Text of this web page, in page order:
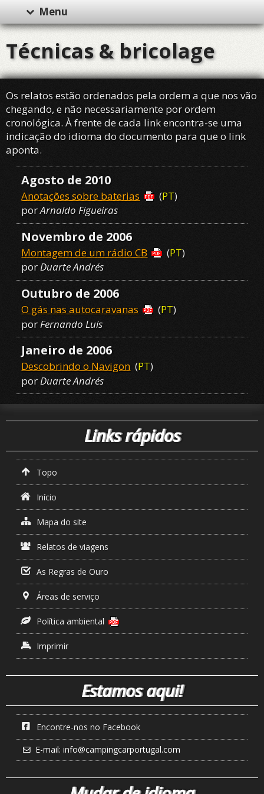
Menu
Técnicas & bricolage
Os relatos estão ordenados pela ordem a que nos vão
chegando, e não necessariamente por ordem
cronológica. À frente de cada link encontra-se uma
indicação do idioma do documento para que o link
aponta.
Agosto de 2010
Anotações sobre baterias (PT)
porArnaldo Figueiras
Novembro de 2006
Montagem de um rádio CB (PT)
porDuarte Andrés
Outubro de 2006
O gás nas autocaravanas (PT)
por Fernando Luis
Janeiro de 2006
Descobrindo o Navigon (PT)
por Duarte Andrés
Links rápidos
Topo
Início
Mapa do site
Relatos de viagens
As Regras de Ouro
Áreas de serviço
Política ambiental
Imprimir
Estamos aqui!
Encontre-nos no Facebook
E-mail:info@campingcarportugal.com